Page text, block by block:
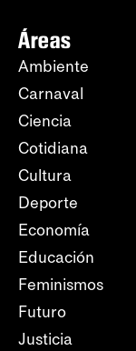
Áreas
Ambiente
Carnaval
Ciencia
Cotidiana
Cultura
Deporte
Economía
Educación
Feminismos
Futuro
Justicia